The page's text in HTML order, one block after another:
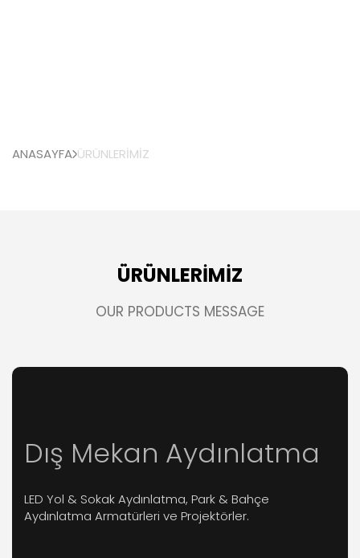
ANASAYFA ÜRÜNLERİMİZ
ÜRÜNLERİMİZ
OUR PRODUCTS MESSAGE
Dış Mekan Aydınlatma
LED Yol & Sokak Aydınlatma, Park & Bahçe
Aydınlatma Armatürleri ve Projektörler.